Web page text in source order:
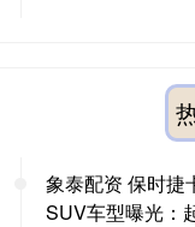
象泰配资 保时捷
SUV车型曝光：